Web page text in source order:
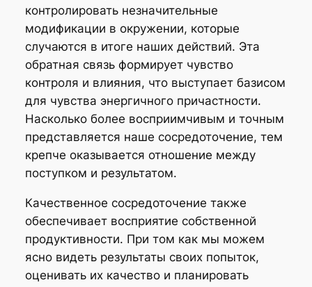
контролировать незначительные
модификации в окружении, которые
случаются в итоге наших действий. Эта
обратная связь формирует чувство
контроля и влияния, что выступает базисом
для чувства энергичного причастности.
Насколько более восприимчивым и точным
представляется наше сосредоточение, тем
крепче оказывается отношение между
поступком и результатом.
Качественное сосредоточение также
обеспечивает восприятие собственной
продуктивности. При том как мы можем
ясно видеть результаты своих попыток,
оценивать их качество и планировать